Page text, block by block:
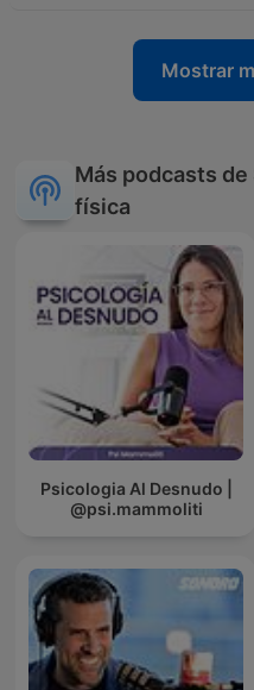
Mostrar
Más podcasts de
física
Psicologia Al Desnudo |
@psi.mammoliti